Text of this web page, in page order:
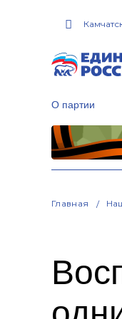
О партии
Главная